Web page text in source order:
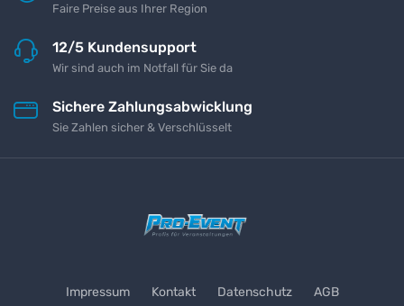
Faire Preise aus Ihrer Region
12/5 Kundensupport
Wir sind auch im Notfall für Sie da
Sichere Zahlungsabwicklung
Sie Zahlen sicher & Verschlüsselt
Impressum Kontakt Datenschutz AGB